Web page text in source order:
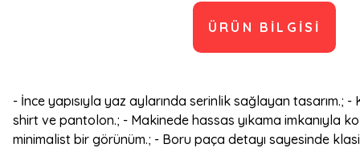
ÜRÜN BILGISI
- İnce yapısıyla yaz aylarında serinlik sağlayan
shirt ve pantolon.; - Makinede hassas yıkama imkanıyla
minimalist bir görünüm.; - Boru paça detayı sayesinde